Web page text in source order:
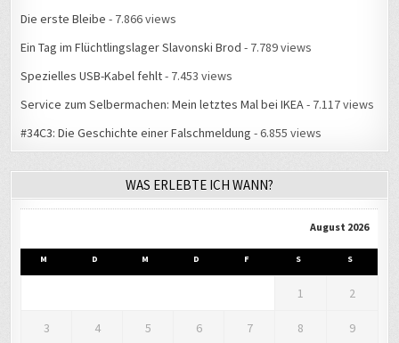
Die erste Bleibe - 7.866 views
Ein Tag im Flüchtlingslager Slavonski Brod - 7.789 views
Spezielles USB-Kabel fehlt- 7.453 views
Service zum Selbermachen: Mein letztes Mal bei IKEA- 7.117 views
#34C3: Die Geschichte einer Falschmeldung - 6.855 views
WAS ERLEBTE ICH WANN?
August 2026
M D M D F S S
1 2
3 4 5 6 7 8 9